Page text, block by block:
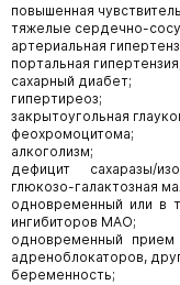
повышенная
тяжелые сердечно-
артериальная
портальная гипертензия;
сахарный диабет;
гипертиреоз;
закрытоугольная
феохромоцитома;
алкоголизм;
дефицит сахаразы/
глюкозо-галактозная
одновременный или в
ингибиторов МАО;
одновременный прием
адреноблокаторов,
беременность;